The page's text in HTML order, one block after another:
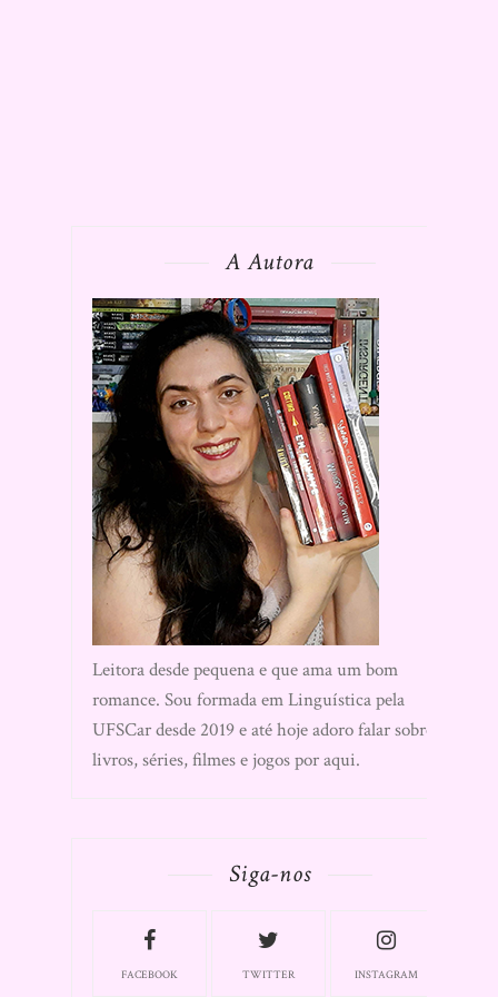
A Autora
Leitora desde pequena e que ama um bom
romance. Sou formada em Linguística pela
UFSCar desde 2019 e até hoje adoro falar sobre
livros, séries, filmes e jogos por aqui.
Siga-nos
FACEBOOK TWITTER INSTAGRAM